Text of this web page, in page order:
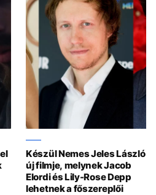
Készül Nemes Jeles László
új filmje, melynek Jacob
Elordi és Lily-Rose Depp
lehetnek a főszereplői